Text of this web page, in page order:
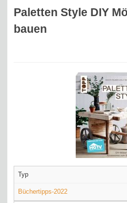
Paletten Style DIY
bauen
Typ
Büchertipps-2022